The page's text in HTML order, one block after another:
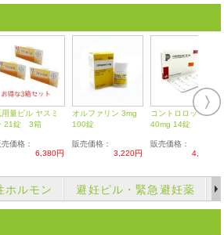
大腸の動きを活性化し、大腸内に滞っている
腸に与えます。
で、これらの症状も治すことが出来ます。
8時間から10時間たって効き目が生じる薬な
朝に快適な排便が期待できると言う特徴もあ
薬品と言え、重い副作用の報告はありませ
、尿の変色等が生じることが考えられまあ
を活性化することで、便秘を改善する薬なの
ば、腸の蠕動が活発化しすぎて一過性の腹痛
用量ピル ヤスミ
21錠 3箱
売価格：
6,380円
オルファリン 3mg
100錠
販売価格：
3,220円
コントロロック
40mg 14錠
販売価格：
4,170円
ホルモン 避妊ピル・緊急避妊薬